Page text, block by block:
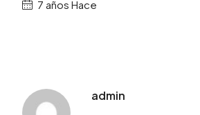
7 años Hace
admin